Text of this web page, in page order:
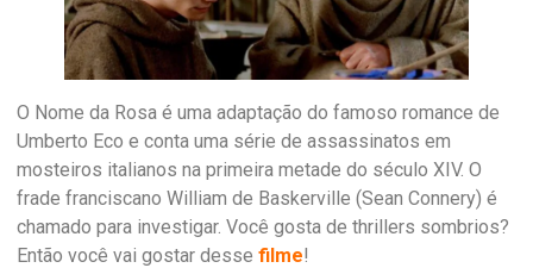
O Nome da Rosa é uma adaptação do famoso romance de
Umberto Eco e conta uma série de assassinatos em
mosteiros italianos na primeira metade do século XIV. O
frade franciscano William de Baskerville (Sean Connery) é
chamado para investigar. Você gosta de thrillers sombrios?
Então você vai gostar desse filme!